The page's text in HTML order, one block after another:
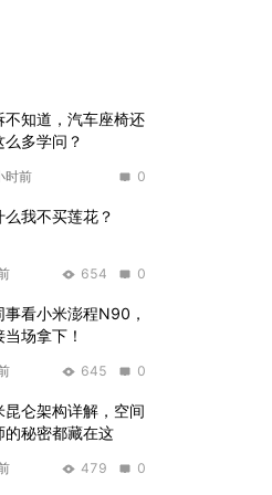
不知道，汽车座椅还
么多学问？
时前 0
么我不买莲花？
654 0
事看小米澎程N90，
当场拿下！
645 0
昆仑架构详解，空间
的秘密都藏在这
479 0